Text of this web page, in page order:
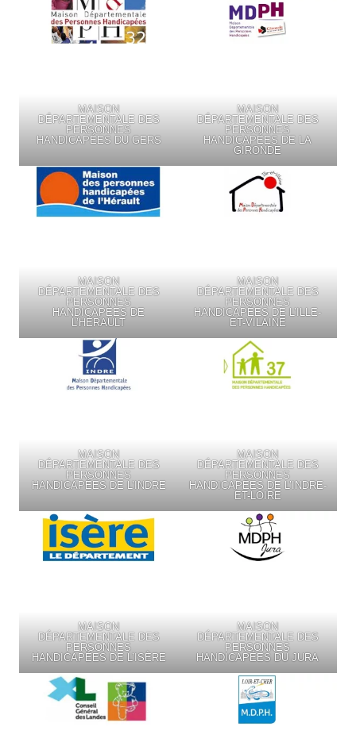
MAISON
DÉPARTEMENTALE DES
PERSONNES
HANDICAPÉES DU GERS
MAISON
DÉPARTEMENTALE DES
PERSONNES
HANDICAPÉES DE LA
GIRONDE
MAISON
DÉPARTEMENTALE DES
PERSONNES
HANDICAPÉES DE
L’HÉRAULT
MAISON
DÉPARTEMENTALE DES
PERSONNES
HANDICAPÉES DE L’ILLE-
ET-VILAINE
MAISON
DÉPARTEMENTALE DES
PERSONNES
HANDICAPÉES DE L’INDRE
MAISON
DÉPARTEMENTALE DES
PERSONNES
HANDICAPÉES DE L’INDRE-
ET-LOIRE
MAISON
DÉPARTEMENTALE DES
PERSONNES
HANDICAPÉES DE L’ISÈRE
MAISON
DÉPARTEMENTALE DES
PERSONNES
HANDICAPÉES DU JURA